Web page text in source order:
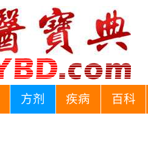
方剂 疾病 百科